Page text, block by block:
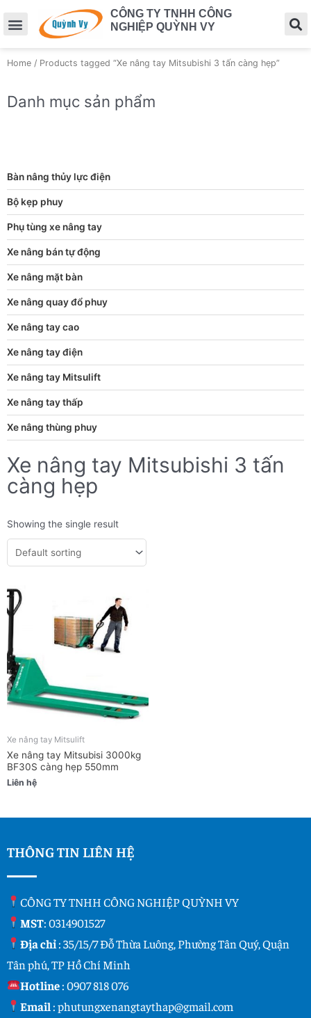
CÔNG TY TNHH CÔNG
NGHIỆP QUỲNH VY
Home / Products tagged “Xe nâng tay Mitsubishi 3 tấn càng hẹp”
Danh mục sản phẩm
Bàn nâng thủy lực điện
Bộ kẹp phuy
Phụ tùng xe nâng tay
Xe nâng bán tự động
Xe nâng mặt bàn
Xe nâng quay đổ phuy
Xe nâng tay cao
Xe nâng tay điện
Xe nâng tay Mitsulift
Xe nâng tay thấp
Xe nâng thùng phuy
Xe nâng tay Mitsubishi 3 tấn
càng hẹp
Showing the single result
Xe nâng tay Mitsulift
Xe nâng tay Mitsubisi 3000kg
BF30S càng hẹp 550mm
Liên hệ
THÔNG TIN LIÊN HỆ
CÔNG TY TNHH CÔNG NGHIỆP QUỲNH VY
MST: 0314901527
Địa chỉ: 35/15/7 Đỗ Thừa Luông, Phường Tân Quý, Quận
Tân phú, TP Hồ Chí Minh
Hotline:0907 818 076
Email :phutungxenangtaythap@gmail.com